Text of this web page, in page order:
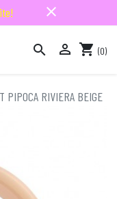
close
  shopping_cart (0)
PIPOCA RIVIERA BEIGE